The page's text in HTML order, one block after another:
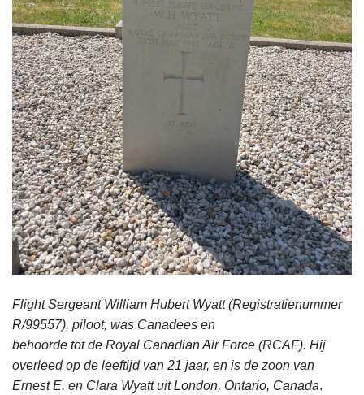
Flight Sergeant William Hubert Wyatt (Registratienummer
R/99557), piloot, was Canadees en
behoorde tot de Royal Canadian Air Force (RCAF). Hij
overleed op de leeftijd van 21 jaar, en is de zoon van
Ernest E. en Clara Wyatt uit London, Ontario, Canada.